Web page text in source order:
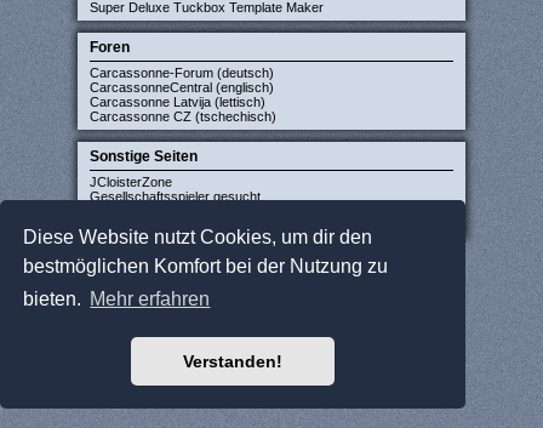
Diese Website nutzt Cookies, um dir den
bestmöglichen Komfort bei der Nutzung zu
bieten. Mehr erfahren
Verstanden!
Super Deluxe Tuckbox Template Maker
Foren
Carcassonne-Forum (deutsch)
CarcassonneCentral (englisch)
Carcassonne Latvija (lettisch)
Carcassonne CZ (tschechisch)
Sonstige Seiten
JCloisterZone
Gesellschaftsspieler gesucht